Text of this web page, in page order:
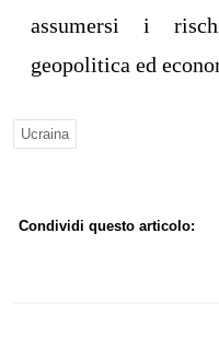
assumersi i
geopolitica ed
Ucraina
Condividi questo articolo: